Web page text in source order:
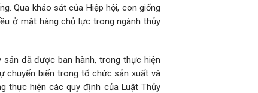
Qua khảo sát của Hiệp hội, con giống
ở mặt hàng chủ lực trong ngành thủy
đã được ban hành, trong thực hiện
chuyển biến trong tổ chức sản xuất và
thực hiện các quy định của Luật Thủy